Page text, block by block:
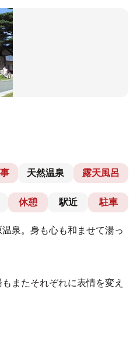
天然温泉 露天風呂
休憩 駅近 駐車
泉。身も心も和ませて湯っ
またそれぞれに表情を変え